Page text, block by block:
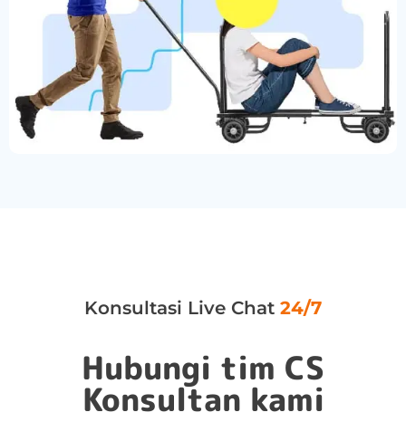
Konsultasi Live Chat 24/7
Hubungi tim CS
Konsultan kami